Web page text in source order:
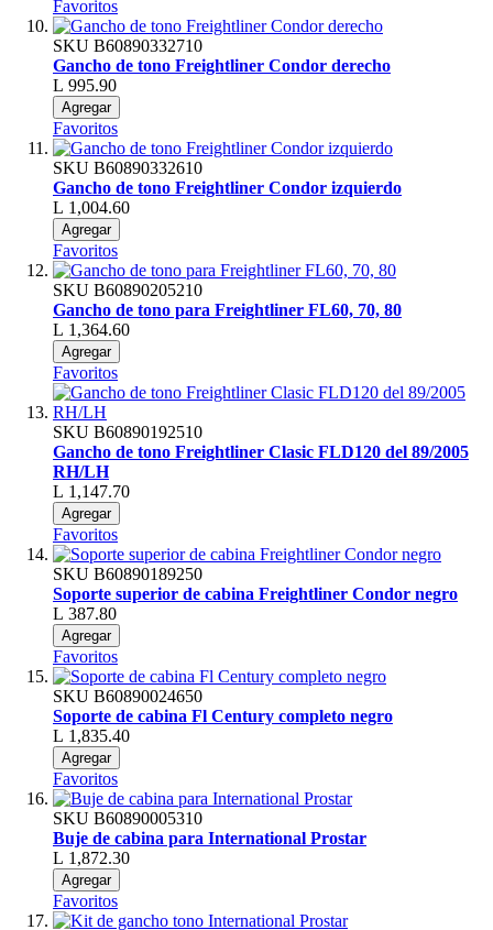
Favoritos
SKU B60890332710
Gancho de tono Freightliner Condor derecho
L 995.90
Agregar
Favoritos
SKU B60890332610
Gancho de tono Freightliner Condor izquierdo
L 1,004.60
Agregar
Favoritos
SKU B60890205210
Gancho de tono para Freightliner FL60, 70, 80
L 1,364.60
Agregar
Favoritos
SKU B60890192510
Gancho de tono Freightliner Clasic FLD120 del 89/2005
RH/LH
L 1,147.70
Agregar
Favoritos
SKU B60890189250
Soporte superior de cabina Freightliner Condor negro
L 387.80
Agregar
Favoritos
SKU B60890024650
Soporte de cabina Fl Century completo negro
L 1,835.40
Agregar
Favoritos
SKU B60890005310
Buje de cabina para International Prostar
L 1,872.30
Agregar
Favoritos